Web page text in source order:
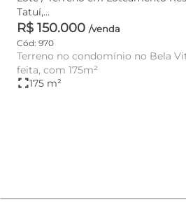
Tatuí,...
R$ 150.000 /venda
Cód: 970
Terreno no condomínio no Bela
feita, com 175m²
fullscreen175 m²